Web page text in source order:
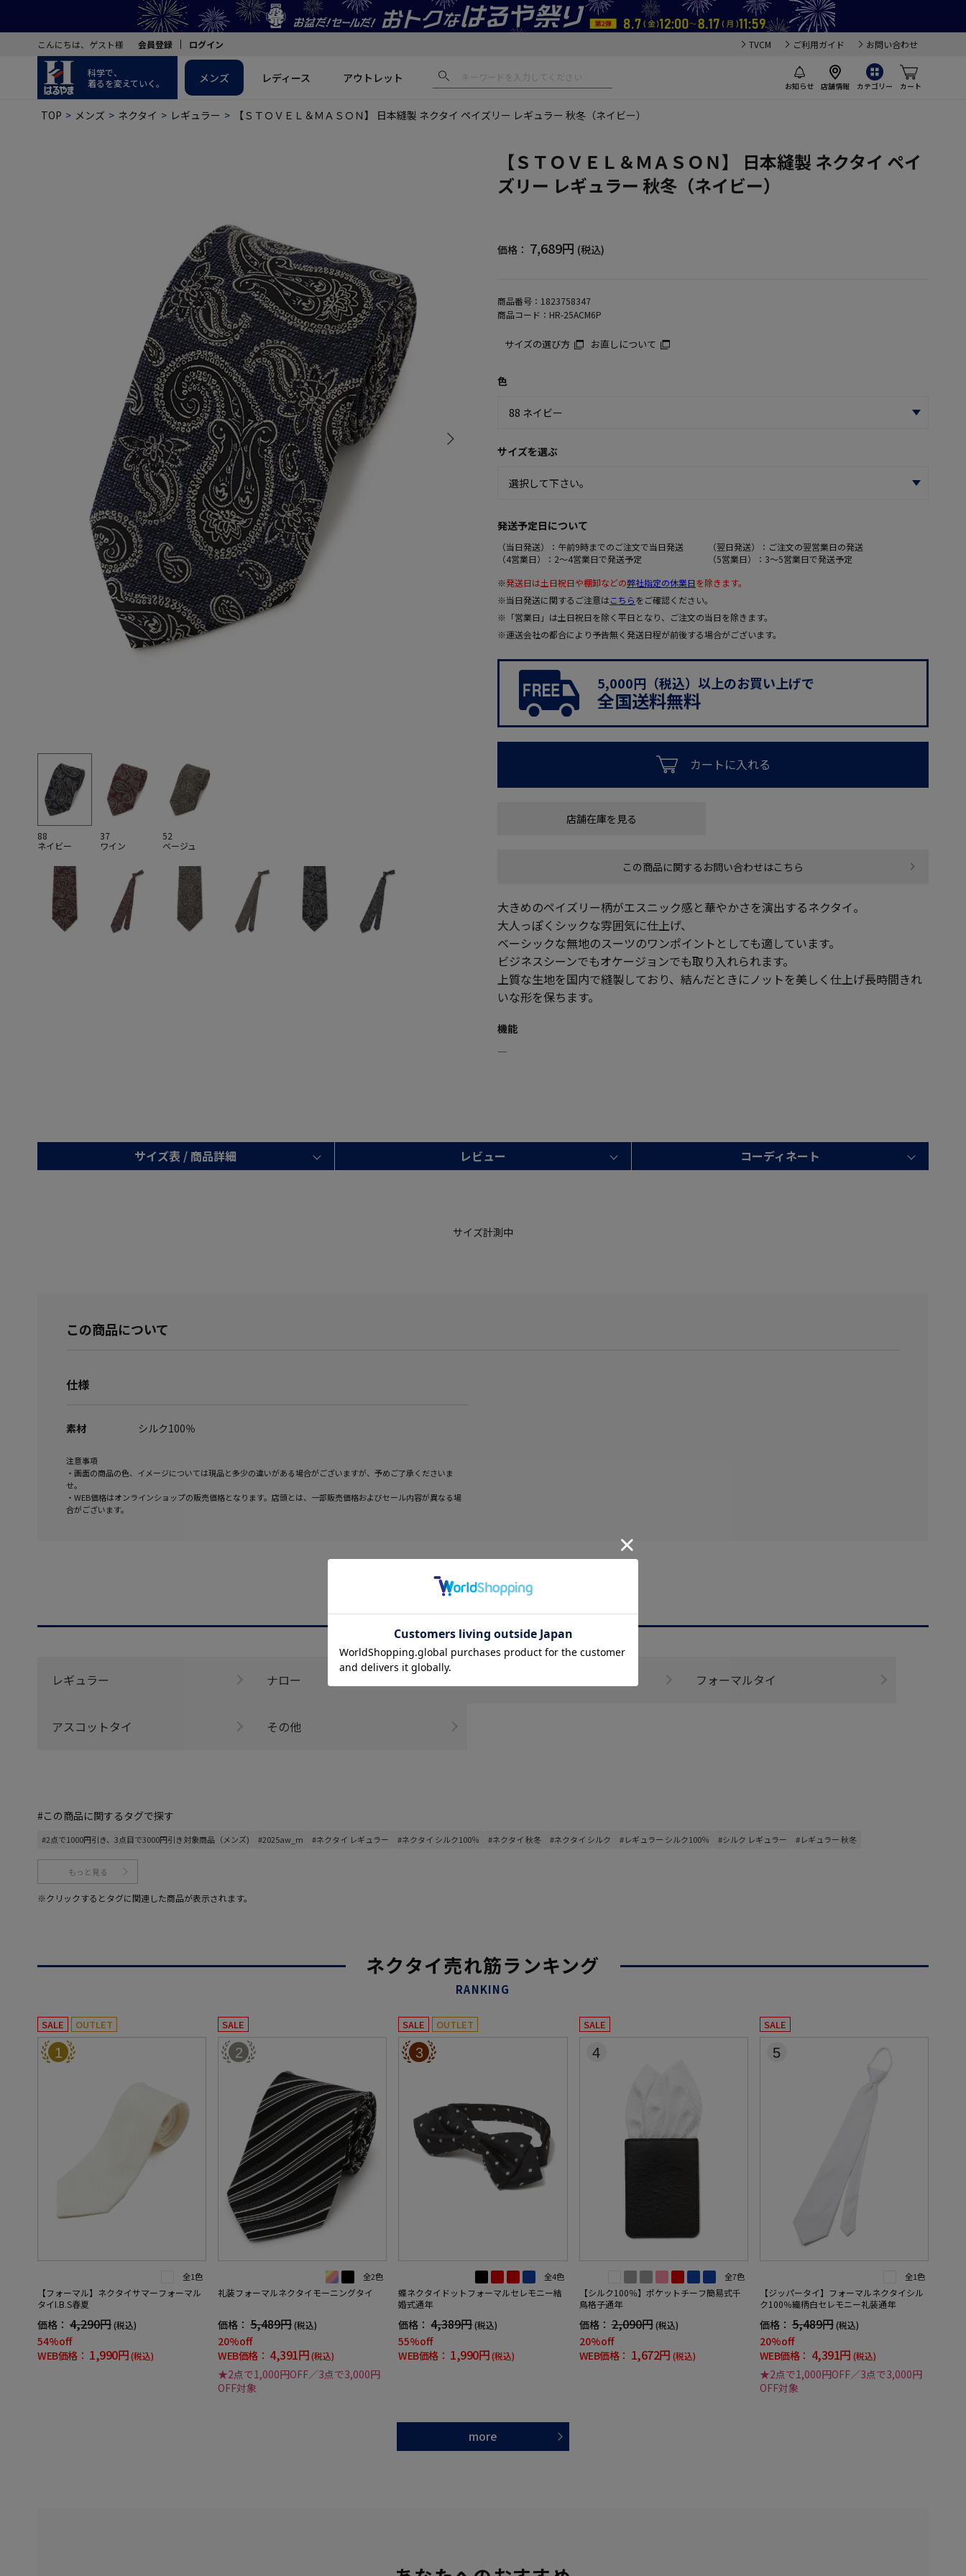
こんにちは、ゲスト様 会員登録 ログイン TVCM ご利用ガイド お問い合わせ
科学で、
着るを変えていく。
お知らせ 店舗情報 カテゴリー カート
メンズ レディース アウトレット
TOP メンズ ネクタイ レギュラー 【ＳＴＯＶＥＬ＆ＭＡＳＯＮ】 日本縫製 ネクタイ ペイズリー レギュラー 秋冬（ネイビー）
88
ネイビー
37
ワイン
52
ベージュ
【ＳＴＯＶＥＬ＆ＭＡＳＯＮ】 日本縫製 ネクタイ ペイ
ズリー レギュラー 秋冬（ネイビー）
価格： 7,689円 (税込)
商品番号： 1823758347
商品コード： HR-25ACM6P
サイズの選び方 お直しについて
色
サイズを選ぶ
発送予定日について
（当日発送）：午前9時までのご注文で当日発送
（翌日発送）：ご注文の翌営業日の発送
（4営業日）：2～4営業日で発送予定
（5営業日）：3～5営業日で発送予定
※発送日は土日祝日や棚卸などの弊社指定の休業日を除きます。
※当日発送に関するご注意はこちらをご確認ください。
※「営業日」は土日祝日を除く平日となり、ご注文の当日を除きます。
※運送会社の都合により予告無く発送日程が前後する場合がございます。
5,000円（税込）以上のお買い上げで
全国送料無料
カートに入れる
店舗在庫を見る
この商品に関するお問い合わせはこちら
大きめのペイズリー柄がエスニック感と華やかさを演出するネクタイ。
大人っぽくシックな雰囲気に仕上げ、
ベーシックな無地のスーツのワンポイントとしても適しています。
ビジネスシーンでもオケージョンでも取り入れられます。
上質な生地を国内で縫製しており、結んだときにノットを美しく仕上げ長時間きれ
いな形を保ちます。
機能
―
サイズ表 / 商品詳細 レビュー コーディネート
サイズ計測中
この商品について
仕様
素材 シルク100％
注意事項
・画面の商品の色、イメージについては現品と多少の違いがある場合がございますが、予めご了承くださいま
せ。
・WEB価格はオンラインショップの販売価格となります。店頭とは、一部販売価格およびセール内容が異なる場
合がございます。
商品を絞る
レギュラー ナロー フォーマルタイ
アスコットタイ その他
#この商品に関するタグで探す
#2点で1000円引き、3点目で3000円引き対象商品（メンズ) #2025aw_m #ネクタイ レギュラー #ネクタイ シルク100％ #ネクタイ 秋冬 #ネクタイ シルク #レギュラー シルク100％ #シルク レギュラー #レギュラー 秋冬
もっと見る
※クリックするとタグに関連した商品が表示されます。
ネクタイ売れ筋ランキング
RANKING
SALE OUTLET
1
全1色
【フォーマル】ネクタイサマーフォーマル
タイI.B.S春夏
価格： 4,290円(税込)
54%off
WEB価格： 1,990円(税込)
SALE
2
全2色
礼装フォーマルネクタイモーニングタイ
価格： 5,489円(税込)
20%off
WEB価格： 4,391円(税込)
★2点で1,000円OFF／3点で3,000円
OFF対象
SALE OUTLET
3
全4色
蝶ネクタイドットフォーマルセレモニー結
婚式通年
価格： 4,389円(税込)
55%off
WEB価格： 1,990円(税込)
SALE
4
全7色
【シルク100％】ポケットチーフ簡易式千
鳥格子通年
価格： 2,090円 (税込)
20%off
WEB価格： 1,672円 (税込)
SALE
5
全1色
【ジッパータイ】フォーマルネクタイシル
ク100％織柄白セレモニー礼装通年
価格： 5,489円(税込)
20%off
WEB価格： 4,391円 (税込)
★2点で1,000円OFF／3点で3,000円
OFF対象
more